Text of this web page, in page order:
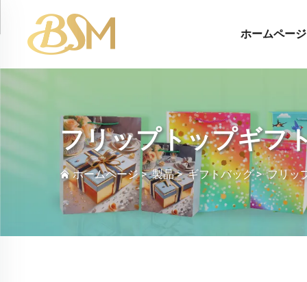
ホームページ
フリップトップギフ
ホームページ>製品>ギフトバッグ>フリッ